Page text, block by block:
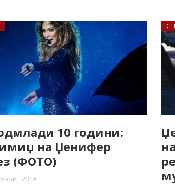
10 години:
на Џенифер
(ФОТО)
, 2019